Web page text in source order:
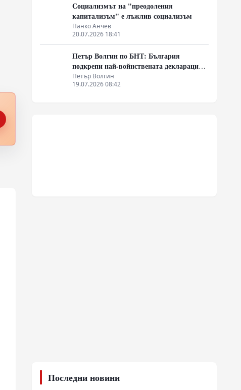
Социализмът на "преодоления
капитализъм" е лъжлив социализъм
Панко Анчев
20.07.2026 18:41
Петър Волгин по БНТ: България
подкрепи най-войнствената декларация,
която някога съм чел
Петър Волгин
19.07.2026 08:42
Последни новини